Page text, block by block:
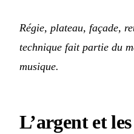
Régie, plateau, façade,
technique fait partie du
musique.
L’argent et